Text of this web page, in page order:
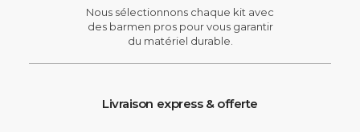
Nous sélectionnons chaque kit avec
des barmen pros pour vous garantir
du matériel durable.
Livraison express & offerte